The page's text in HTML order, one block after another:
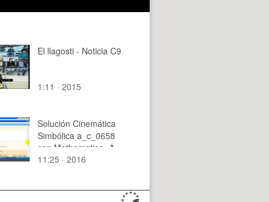
El llagosti - Noticia C9
1:11 · 2015
Solución Cinemática
Simbólica a_c_0658
con Mathematica -A-
01 de 10
11:25 · 2016